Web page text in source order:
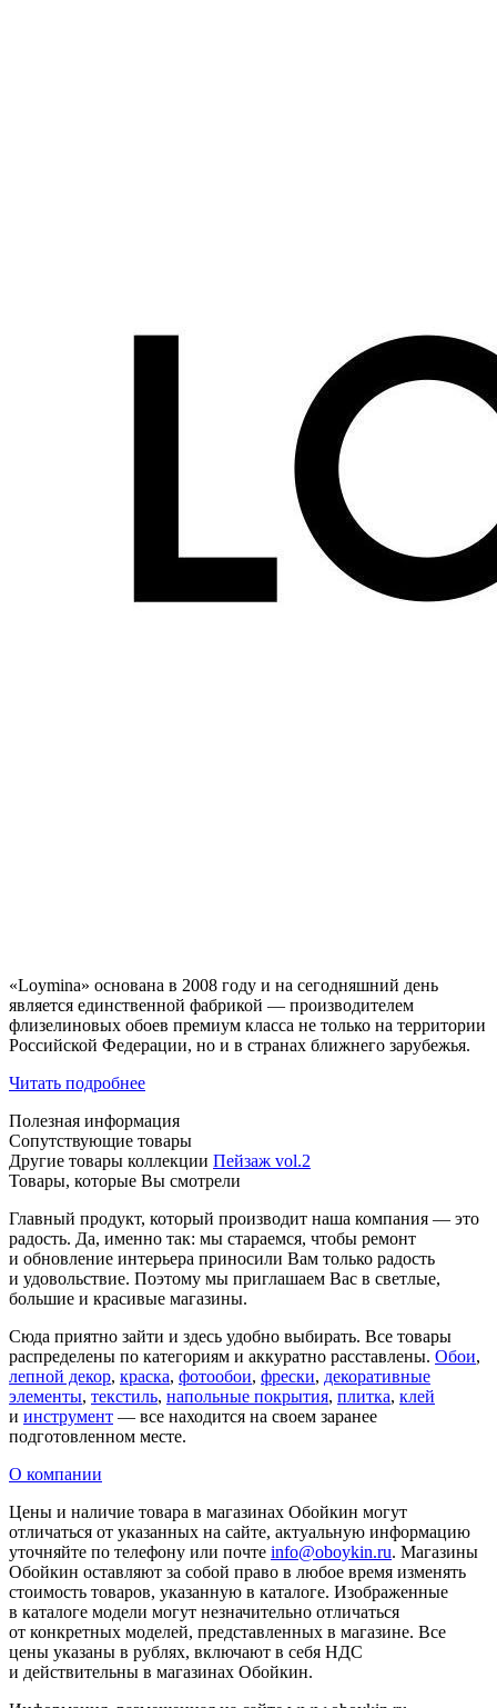
«Loymina» основана в 2008 году и на сегодняшний день
является единственной фабрикой — производителем
флизелиновых обоев премиум класса не только на территории
Российской Федерации, но и в странах ближнего зарубежья.
Читать подробнее
Полезная информация
Сопутствующие товары
Другие товары коллекции Пейзаж vol.2
Товары, которые Вы смотрели
Главный продукт, который производит наша компания — это
радость. Да, именно так: мы стараемся, чтобы ремонт
и обновление интерьера приносили Вам только радость
и удовольствие. Поэтому мы приглашаем Вас в светлые,
большие и красивые магазины.
Сюда приятно зайти и здесь удобно выбирать. Все товары
распределены по категориям и аккуратно расставлены. Обои,
лепной декор, краска, фотообои, фрески, декоративные
элементы, текстиль, напольные покрытия, плитка, клей
и инструмент — все находится на своем заранее
подготовленном месте.
О компании
Цены и наличие товара в магазинах Обойкин могут
отличаться от указанных на сайте, актуальную информацию
уточняйте по телефону или почте info@oboykin.ru. Магазины
Обойкин оставляют за собой право в любое время изменять
стоимость товаров, указанную в каталоге. Изображенные
в каталоге модели могут незначительно отличаться
от конкретных моделей, представленных в магазине. Все
цены указаны в рублях, включают в себя НДС
и действительны в магазинах Обойкин.